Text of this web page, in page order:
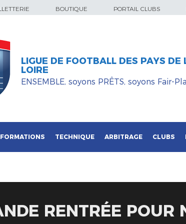
BOUTIQUE PORTAIL CLUBS
LIGUE DE FOOTBALL DES PAYS DE
LOIRE
ENSEMBLE, soyons PRÊTS, soyons Fair-
FORMATIONS TECHNIQUE ARBITRAGE CLUBS
RENTRÉE POUR